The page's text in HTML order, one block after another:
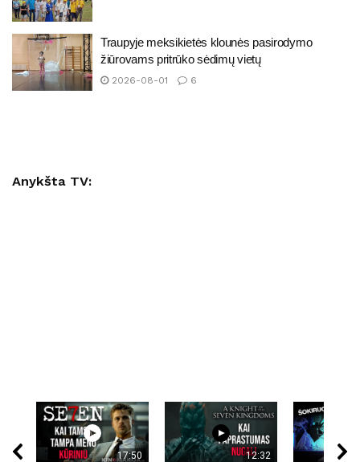
Traupyje meksikietės klounės pasirodymo
žiūrovams pritrūko sėdimų vietų
2026-08-01 6
Anykšta TV:
17:50 12:32